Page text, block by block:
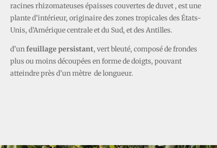
racines rhizomateuses épaisses couvertes de duvet , est une
plante d’intérieur, originaire des zones tropicales des États-
Unis, d’Amérique centrale et du Sud, et des Antilles.
d’unfeuillage persistant, vert bleuté, composé de frondes
plus ou moins découpées en forme de doigts, pouvant
atteindre près d’un mètre de longueur.